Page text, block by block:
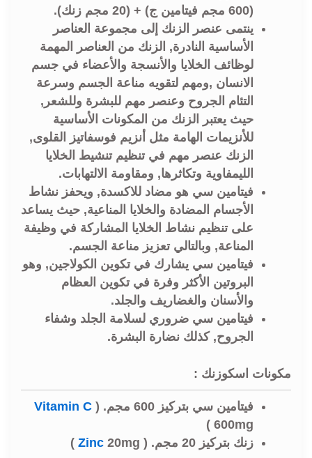
(600 مجم فيتامين ج) + (20 مجم زنك).
ينتمى عنصر الزنك إلى مجموعة العناصر
الأساسية النادرة, الزنك من العناصر المهمة
لوظائف الخلايا والأنسجة والأعضاء في جسم
الانسان ,ومهم لتقويه مناعة الجسم وسرعة
التئام الجروح وعنصر مهم للبشرة وللشعر,
حيث يعتبر الزنك من المكونات الأساسية
للأنزيمات الهامة مثل أنزيم فوسفاتيز القلوی,
الزنك عنصر مهم في تنظيم تنشيط الخلايا
الليمفاوية وتكاثرها, ومقاومة الالتهابات.
فيتامين سي هو مضاد للاكسدة, ويحفز نشاط
الأجسام المضادة والخلايا المناعية, حيث يساعد
على تنظيم نشاط الخلايا المشاركة في وظيفة
المناعة, وبالتالي تعزيز مناعة الجسم.
فيتامين سي يشارك في تكوين الكولاجين, وهو
البروتين الأكثر وفرة في تكوين العظام
والأسنان والغضاريف والجلد.
فيتامين سي ضروري لسلامة الجلد وشفاء
الجروح, كذلك نضارة البشرة.
مكونات اسكوزنك :
فيتامين سي بتركيز 600 مجم. (
Vitamin C
600mg )
زنك بتركيز 20 مجم. (
Zinc 20mg )